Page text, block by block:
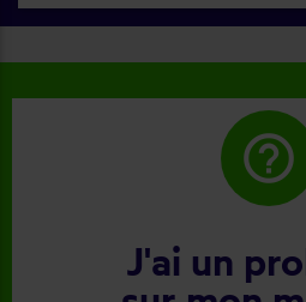
help_outline
J'ai un